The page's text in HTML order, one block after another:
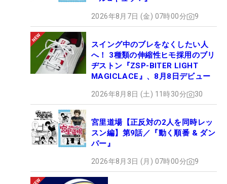
2026年8月7日 (金) 07時00分 9
スイング中のブレをなくしたい人
へ！ 3種類の伸縮性ヒモ採用のブリ
ヂストン『ZSP-BITER LIGHT
MAGICLACE』、8月8日デビュー
2026年8月8日 (土) 11時30分 30
宮里道場【正反対の2人を同時レッ
スン編】第9話／『動く順番 & ダン
パー』
2026年8月3日 (月) 07時00分 9